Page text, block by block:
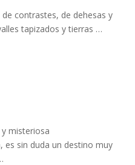
contrastes, de dehesas y
tapizados y tierras …
misteriosa
es sin duda un destino muy